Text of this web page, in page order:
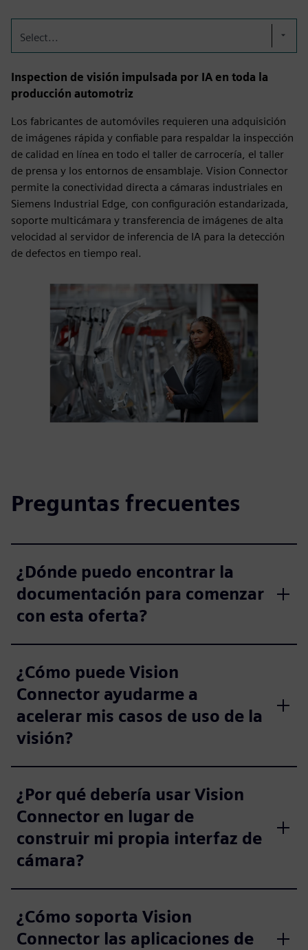
Select...
Inspection de visión impulsada por IA en toda la
producción automotriz
Los fabricantes de automóviles requieren una adquisición
de imágenes rápida y confiable para respaldar la inspección
de calidad en línea en todo el taller de carrocería, el taller
de prensa y los entornos de ensamblaje. Vision Connector
permite la conectividad directa a cámaras industriales en
Siemens Industrial Edge, con configuración estandarizada,
soporte multicámara y transferencia de imágenes de alta
velocidad al servidor de inferencia de IA para la detección
de defectos en tiempo real.
Preguntas frecuentes
¿Dónde puedo encontrar la
documentación para comenzar
con esta oferta?
¿Cómo puede Vision
Connector ayudarme a
acelerar mis casos de uso de la
visión?
¿Por qué debería usar Vision
Connector en lugar de
construir mi propia interfaz de
cámara?
¿Cómo soporta Vision
Connector las aplicaciones de